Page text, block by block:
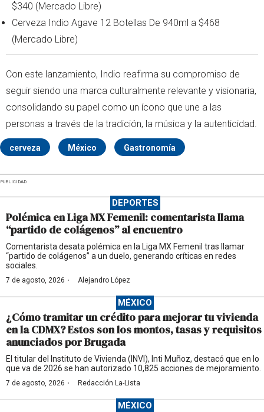
$340 (Mercado Libre)
Cerveza Indio Agave 12 Botellas De 940ml a $468
(Mercado Libre)
Con este lanzamiento, Indio reafirma su compromiso de
seguir siendo una marca culturalmente relevante y visionaria,
consolidando su papel como un ícono que une a las
personas a través de la tradición, la música y la autenticidad.
cerveza México Gastronomía
PUBLICIDAD
DEPORTES
Polémica en Liga MX Femenil: comentarista llama
“partido de colágenos” al encuentro
Comentarista desata polémica en la Liga MX Femenil tras llamar
“partido de colágenos” a un duelo, generando críticas en redes
sociales.
7 de agosto, 2026 · Alejandro López
MÉXICO
¿Cómo tramitar un crédito para mejorar tu vivienda
en la CDMX? Estos son los montos, tasas y requisitos
anunciados por Brugada
El titular del Instituto de Vivienda (INVI), Inti Muñoz, destacó que en lo
que va de 2026 se han autorizado 10,825 acciones de mejoramiento.
7 de agosto, 2026 · Redacción La-Lista
MÉXICO